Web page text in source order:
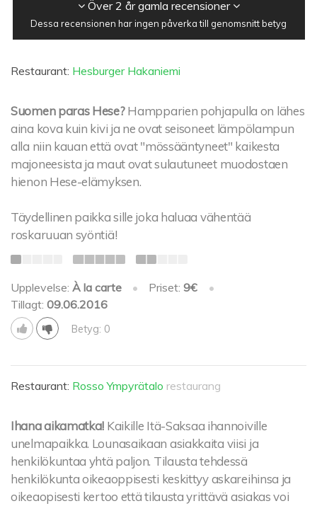
Över 2 år gamla recensioner
Dessa recensionen har ingen påverka till genomsnitt betyg
Restaurant: Hesburger Hakaniemi
Suomen paras Hese? Hampparien pohjapulla on lähes
aina kova kuin kivi ja ne ovat seisoneet lämpölampun
alla niin kauan että ovat "mössääntyneet" kaikesta
majoneesista ja maut ovat sulautuneet muodostaen
hienon Hese-elämyksen.
Täydellinen paikka sille joka haluaa vähentää
roskaruuan syöntiä!
Upplevelse: À la carte • Priset:9€
•
Tillagt: 09.06.2016
Betyg: 0
Restaurant: Rosso Ympyrätalo restaurang
Ihana aikamatka! Kaikille Itä-Saksaa ihannoiville
unelmapaikka. Lounasaikaan asiakkaita viisi ja
henkilökuntaa yhtä paljon. Tilausta tehdessä
henkilökunta oikeaoppisesti keskittyy askareihinsa ja
oikeaopisesti kertoo että tilausta yrittävä asiakas voi